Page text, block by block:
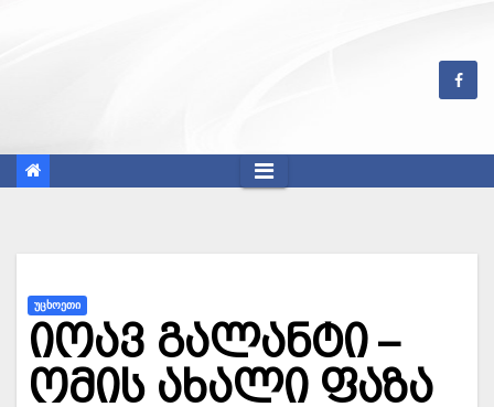
ᲣᲪᲮᲝᲔᲗᲘ
იოავ გალანტი –
ომის ახალი ფაზა